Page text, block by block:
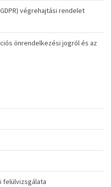
végrehajtási rendelet
önrendelkezési jogról és az
felülvizsgálata